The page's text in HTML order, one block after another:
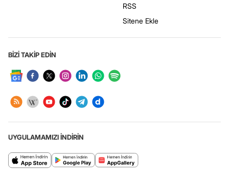
RSS
Sitene Ekle
BİZİ TAKİP EDİN
UYGULAMAMIZI İNDİRİN